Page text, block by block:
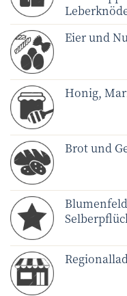
Eier und
Honig,
Brot und